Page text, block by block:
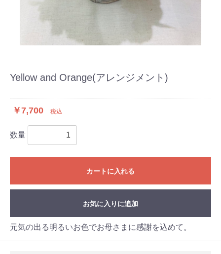
Yellow and Orange(アレンジメント)
￥7,700 税込
数量
カートに入れる
お気に入りに追加
元気の出る明るいお色でお母さまに感謝を込めて。